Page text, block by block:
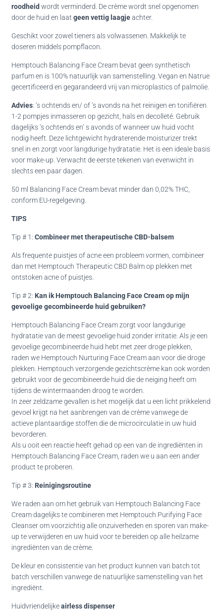
roodheid wordt verminderd. De crème wordt snel opgenomen
door de huid en laat geen vettig laagjeachter.
Geschikt voor zowel tieners als volwassenen. Makkelijk te
doseren middels pompflacon.
Hemptouch Balancing Face Cream bevat geen synthetisch
parfum en is 100% natuurlijk van samenstelling. Vegan en Natrue
gecertificeerd en gegarandeerd vrij van microplastics of palmolie.
Advies: ’s ochtends en/ of ’s avonds na het reinigen en tonifiëren
1-2 pompjes inmasseren op gezicht, hals en decolleté. Gebruik
dagelijks ’s ochtends en’ s avonds of wanneer uw huid vocht
nodig heeft. Deze lichtgewicht hydraterende moisturizer trekt
snel in en zorgt voor langdurige hydratatie. Het is een ideale basis
voor make-up. Verwacht de eerste tekenen van evenwicht in
slechts een paar dagen.
50 ml Balancing Face Cream bevat minder dan 0,02% THC,
conform EU-regelgeving.
TIPS
Tip # 1: Combineer met therapeutische CBD-balsem
Als frequente puistjes of acne een probleem vormen, combineer
dan met Hemptouch Therapeutic CBD Balm op plekken met
ontstoken acne of puistjes.
Tip # 2: Kan ik Hemptouch Balancing Face Cream op mijn
gevoelige gecombineerde huid gebruiken?
Hemptouch Balancing Face Cream zorgt voor langdurige
hydratatie van de meest gevoelige huid zonder irritatie. Als je een
gevoelige gecombineerde huid hebt met zeer droge plekken,
raden we Hemptouch Nurturing Face Cream aan voor die droge
plekken. Hemptouch verzorgende gezichtscrème kan ook worden
gebruikt voor de gecombineerde huid die de neiging heeft om
tijdens de wintermaanden droog te worden.
In zeer zeldzame gevallen is het mogelijk dat u een licht prikkelend
gevoel krijgt na het aanbrengen van de crème vanwege de
actieve plantaardige stoffen die de microcirculatie in uw huid
bevorderen.
Als u ooit een reactie heeft gehad op een van de ingrediënten in
Hemptouch Balancing Face Cream, raden we u aan een ander
product te proberen.
Tip # 3: Reinigingsroutine
We raden aan om het gebruik van Hemptouch Balancing Face
Cream dagelijks te combineren met Hemptouch Purifying Face
Cleanser om voorzichtig alle onzuiverheden en sporen van make-
up te verwijderen en uw huid voor te bereiden op alle heilzame
ingrediënten van de crème.
De kleur en consistentie van het product kunnen van batch tot
batch verschillen vanwege de natuurlijke samenstelling van het
ingrediënt.
Huidvriendelijkeairless dispenser